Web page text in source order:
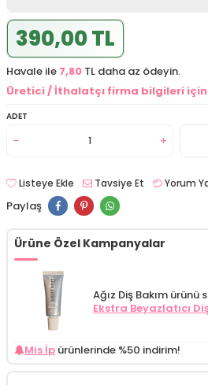
390,00 TL
Havale ile 7,80 TL daha az ödeyin.
Üretici / İthalatçı firma bilgileri için
ADET
Listeye Ekle Tavsiye Et Yorum
Paylaş
Ürüne Özel Kampanyalar
Ağız Diş Bakım ürünü
Ekstra Beyazlatıcı
Mis İp ürünlerinde %50 indirim!